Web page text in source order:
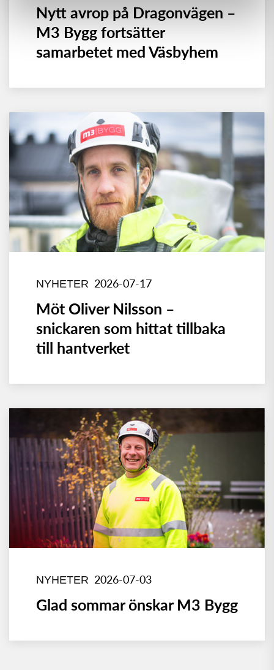
Nytt avrop på Dragonvägen –
M3 Bygg fortsätter
samarbetet med Väsbyhem
NYHETER 2026-07-17
Möt Oliver Nilsson –
snickaren som hittat tillbaka
till hantverket
NYHETER 2026-07-03
Glad sommar önskar M3 Bygg